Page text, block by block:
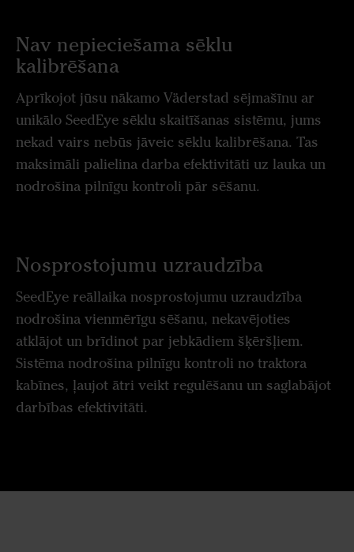
Nav nepieciešama sēklu
kalibrēšana
Aprīkojot jūsu nākamo Väderstad sējmašīnu ar
unikālo SeedEye sēklu skaitīšanas sistēmu, jums
nekad vairs nebūs jāveic sēklu kalibrēšana. Tas
maksimāli palielina darba efektivitāti uz lauka un
nodrošina pilnīgu kontroli pār sēšanu.
Nosprostojumu uzraudzība
SeedEye reāllaika nosprostojumu uzraudzība
nodrošina vienmērīgu sēšanu, nekavējoties
atklājot un brīdinot par jebkādiem šķēršļiem.
Sistēma nodrošina pilnīgu kontroli no traktora
kabīnes, ļaujot ātri veikt regulēšanu un saglabājot
darbības efektivitāti.